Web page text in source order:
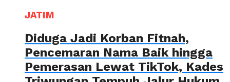
JATIM
Diduga Jadi Korban Fitnah,
Pencemaran Nama Baik hingga
Pemerasan Lewat TikTok, Kades